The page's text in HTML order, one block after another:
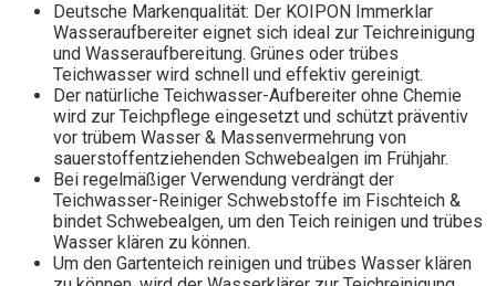
Deutsche Markenqualität: Der KOIPON Immerklar
Wasseraufbereiter eignet sich ideal zur Teichreinigung
und Wasseraufbereitung. Grünes oder trübes
Teichwasser wird schnell und effektiv gereinigt.
Der natürliche Teichwasser-Aufbereiter ohne Chemie
wird zur Teichpflege eingesetzt und schützt präventiv
vor trübem Wasser & Massenvermehrung von
sauerstoffentziehenden Schwebealgen im Frühjahr.
Bei regelmäßiger Verwendung verdrängt der
Teichwasser-Reiniger Schwebstoffe im Fischteich &
bindet Schwebealgen, um den Teich reinigen und trübes
Wasser klären zu können.
Um den Gartenteich reinigen und trübes Wasser klären